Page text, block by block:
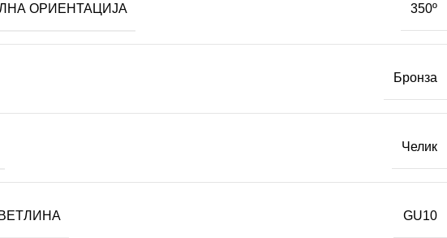
ОРИЕНТАЦИЈА 350º
Бронза
Челик
GU10